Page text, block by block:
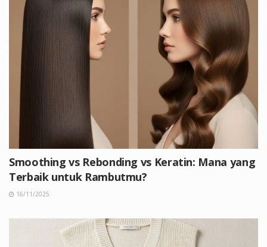
Smoothing vs Rebonding vs Keratin: Mana yang
Terbaik untuk Rambutmu?
16/11/2025